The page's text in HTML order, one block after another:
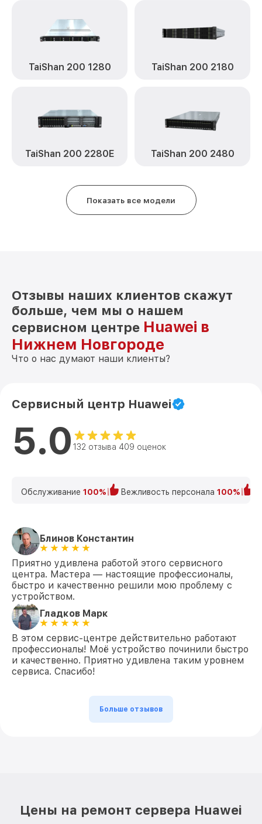
TaiShan 200 1280 TaiShan 200 2180
TaiShan 200 2280E TaiShan 200 2480
Показать все модели
Отзывы наших клиентов скажут
больше, чем мы о нашем
сервисном центре Huawei в
Нижнем Новгороде
Что о нас думают наши клиенты?
Сервисный центр Huawei
5.0 132 отзыва 409 оценок
Обслуживание 100% Вежливость персонала 100%
Блинов Константин
Приятно удивлена работой этого сервисного
центра. Мастера — настоящие профессионалы,
быстро и качественно решили мою проблему с
устройством.
Гладков Марк
В этом сервис-центре действительно работают
профессионалы! Моё устройство починили быстро
и качественно. Приятно удивлена таким уровнем
сервиса. Спасибо!
Больше отзывов
Цены на ремонт сервера Huawei